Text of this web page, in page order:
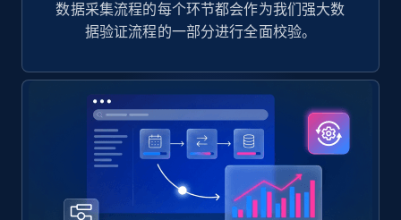
数据采集流程的每个环节都会作为我们强大数
据验证流程的一部分进行全面校验。